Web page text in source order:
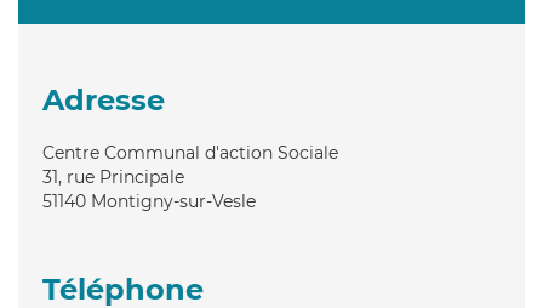
Adresse
Centre Communal d'action Sociale
31, rue Principale
51140 Montigny-sur-Vesle
Téléphone